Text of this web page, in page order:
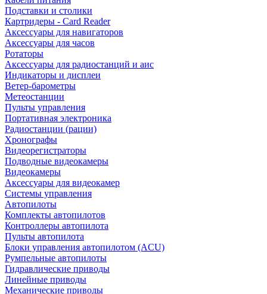
Подставки и столики
Картридеры - Card Reader
Аксессуары для навигаторов
Аксессуары для часов
Ротаторы
Аксессуары для радиостанций и аис
Индикаторы и дисплеи
Ветер-барометры
Метеостанции
Пульты управления
Портативная электроника
Радиостанции (рации)
Хронографы
Видеорегистраторы
Подводные видеокамеры
Видеокамеры
Аксессуары для видеокамер
Системы управления
Автопилоты
Комплекты автопилотов
Контроллеры автопилота
Пульты автопилота
Блоки управления автопилотом (ACU)
Румпельные автопилоты
Гидравлические приводы
Линейные приводы
Механические приводы